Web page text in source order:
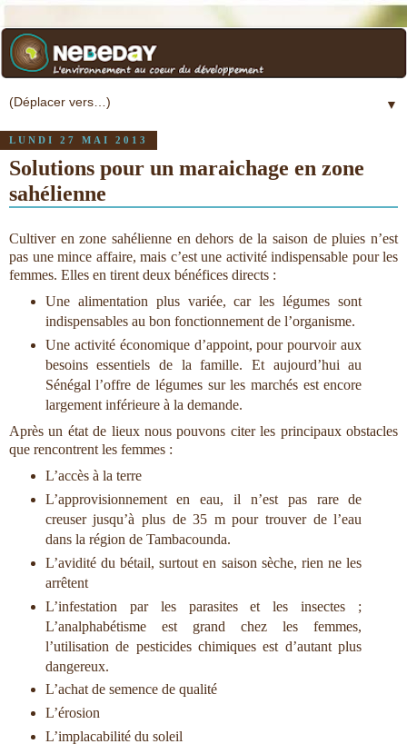
▼
LUNDI 27 MAI 2013
Solutions pour un maraichage en zone
sahélienne
Cultiver en zone sahélienne en dehors de la saison de pluies n’est
pas une mince affaire, mais c’est une activité indispensable pour les
femmes. Elles en tirent deux bénéfices directs :
Une alimentation plus variée, car les légumes sont
indispensables au bon fonctionnement de l’organisme.
Une activité économique d’appoint, pour pourvoir aux
besoins essentiels de la famille. Et aujourd’hui au
Sénégal l’offre de légumes sur les marchés est encore
largement inférieure à la demande.
Après un état de lieux nous pouvons citer les principaux obstacles
que rencontrent les femmes :
L’accès à la terre
L’approvisionnement en eau, il n’est pas rare de
creuser jusqu’à plus de 35 m pour trouver de l’eau
dans la région de Tambacounda.
L’avidité du bétail, surtout en saison sèche, rien ne les
arrêtent
L’infestation par les parasites et les insectes ;
L’analphabétisme est grand chez les femmes,
l’utilisation de pesticides chimiques est d’autant plus
dangereux.
L’achat de semence de qualité
L’érosion
L’implacabilité du soleil